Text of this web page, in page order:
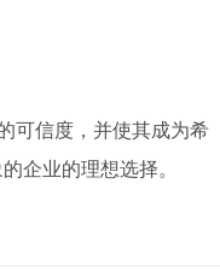
可信度，并使其成为希
企业的理想选择。